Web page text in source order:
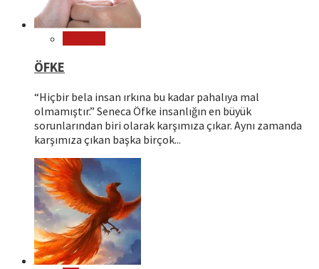
ÖFKE
“Hiçbir bela insan ırkına bu kadar pahalıya mal
olmamıştır.” Seneca Öfke insanlığın en büyük
sorunlarından biri olarak karşımıza çıkar. Aynı zamanda
karşımıza çıkan başka birçok...